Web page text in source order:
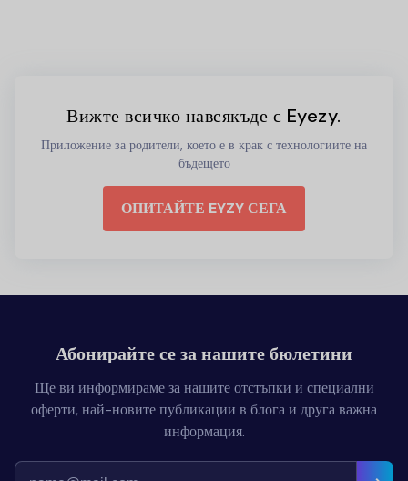
Вижте всичко навсякъде с Eyezy.
Приложение за родители, което е в крак с технологиите на
бъдещето
ОПИТАЙТЕ EYZY СЕГА
Абонирайте се за нашите бюлетини
Ще ви информираме за нашите отстъпки и специални
оферти, най-новите публикации в блога и друга важна
информация.